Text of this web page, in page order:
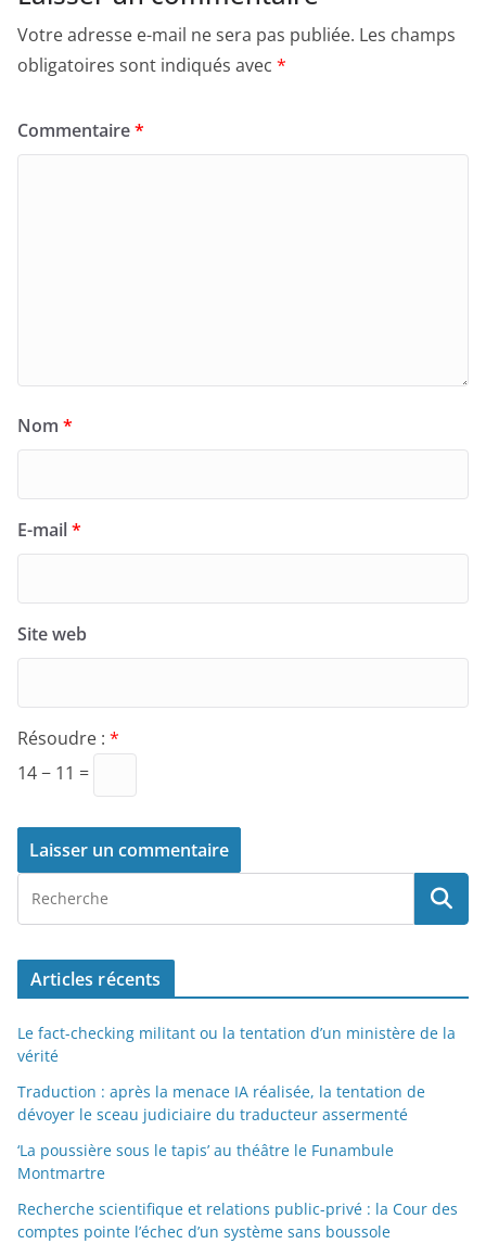
Votre adresse e-mail ne sera pas publiée. Les champs
obligatoires sont indiqués avec *
Commentaire*
Nom *
E-mail*
Site web
Résoudre : *
14 − 11 =
Articles récents
Le fact-checking militant ou la tentation d’un ministère de la
vérité
Traduction : après la menace IA réalisée, la tentation de
dévoyer le sceau judiciaire du traducteur assermenté
‘La poussière sous le tapis’ au théâtre le Funambule
Montmartre
Recherche scientifique et relations public-privé : la Cour des
comptes pointe l’échec d’un système sans boussole